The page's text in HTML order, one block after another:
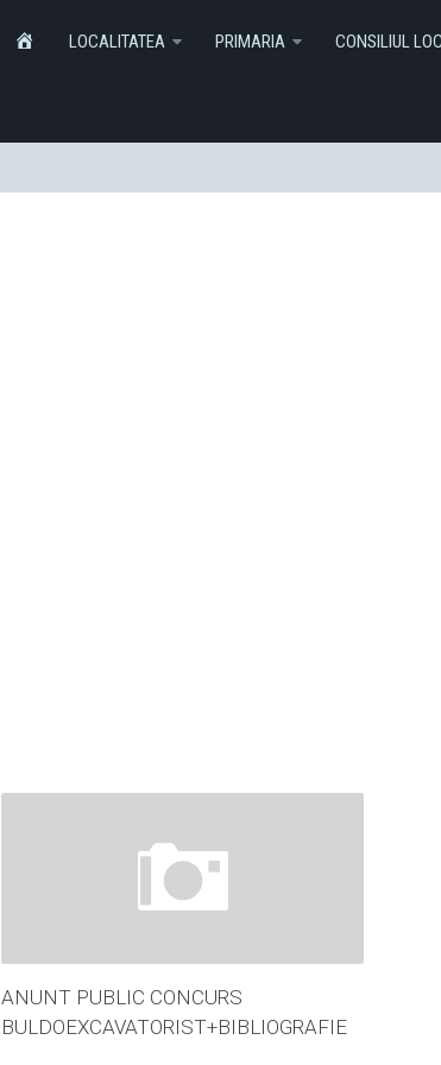
HOMELOCALITATEA PRIMARIA CONSILIUL
Informatii Monitorul Oficial Local
ANUNT PUBLIC CONCURS
BULDOEXCAVATORIST+BIBLIOGRAFIE